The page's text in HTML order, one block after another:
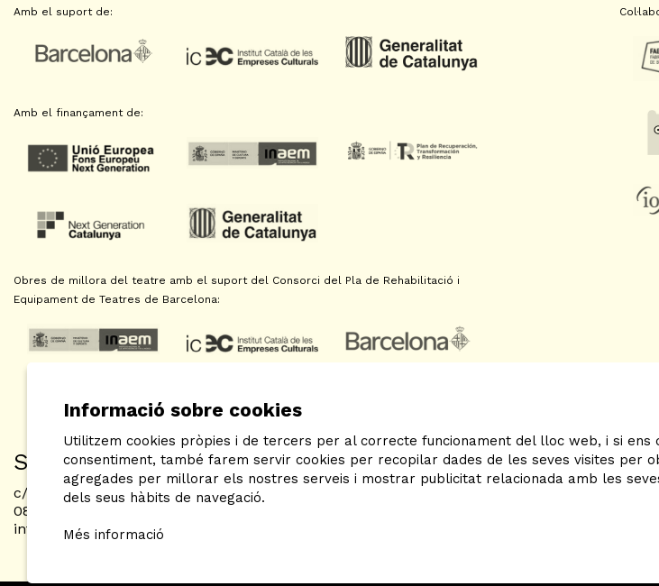
Amb el suport de:
Amb el finançament de:
Obres de millora del teatre amb el suport del Consorci del Pla de Rehabilitació i
Equipament de Teatres de Barcelona:
SAT! Sant Andreu Teatre
c/ Neopàtria, 54
08030 Barcelona
info@sat-teatre.cat | 933457930
Informació sobre cookies
Utilitzem cookies pròpies i de tercers per al correcte funcionament del lloc web, i si ens
consentiment, també farem servir cookies per recopilar dades de les seves visites per
agregades per millorar els nostres serveis i mostrar publicitat relacionada amb les
dels seus hàbits de navegació.
Més informació